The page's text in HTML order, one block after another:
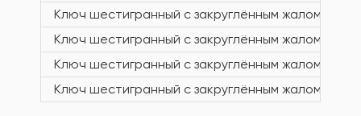
Ключ шестигранный с закруглённым жалом
Ключ шестигранный с закруглённым жалом
Ключ шестигранный с закруглённым жалом
Ключ шестигранный с закруглённым жалом